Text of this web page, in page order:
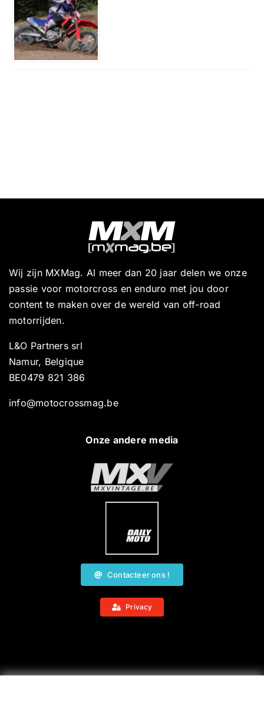
Wij zijn MXMag. Al meer dan 20 jaar delen we onze
passie voor motorcross en enduro met jou door
content te maken over de wereld van off-road
motorrijden.
L&O Partners srl
Namur, Belgique
BE0479 821 386
info@motocrossmag.be
Onze andere media
Contacteer ons !
Privacy